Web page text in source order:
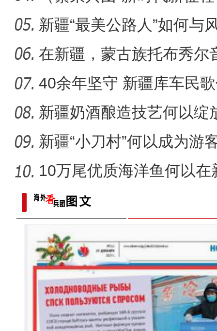
庆祝兵团成立70周年主题宣
疆兵团
新疆“最美公路人”如何与
在新疆，蒙古族托布秀尔
40余年坚守 新疆库车民
非遗魅力
新疆奶酒酿造技艺何以绽
新疆“小刀村”何以成为游
地？
10万尾优质海洋鱼何以